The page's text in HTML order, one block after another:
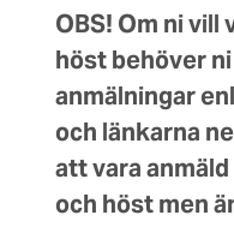
OBS! Om ni
höst behöver
anmälningar
och länkarna
att vara
och höst men